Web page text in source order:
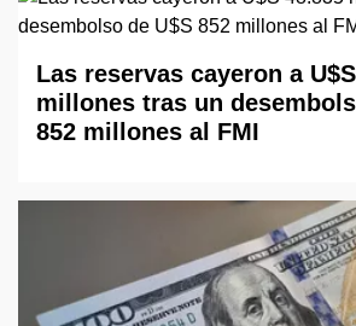
Las reservas cayeron a
millones tras un
852 millones al FMI